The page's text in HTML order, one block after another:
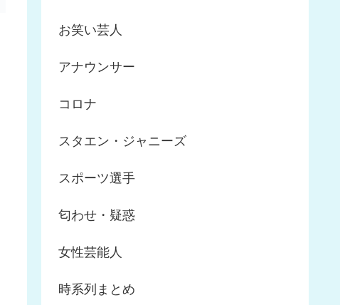
お笑い芸人
アナウンサー
コロナ
スタエン・ジャニーズ
スポーツ選手
匂わせ・疑惑
女性芸能人
時系列まとめ